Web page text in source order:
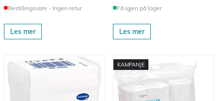
Bestillingsvare - Ingen retur
Les mer
Få igjen på lager
Les mer
KAMPANJE